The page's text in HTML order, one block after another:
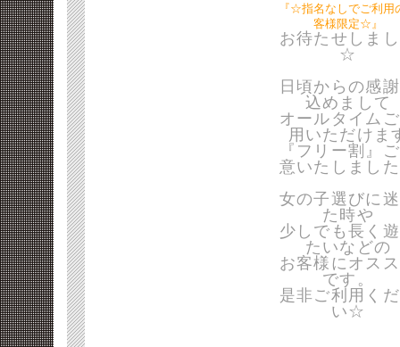
『☆指名なしでご利用
客様限定☆』
お待たせしま
☆
日頃からの感
込めまして
オールタイム
用いただけま
『フリー割』
意いたしまし
女の子選びに
た時や
少しでも長く
たいなどの
お客様にオス
です。
是非ご利用く
い☆